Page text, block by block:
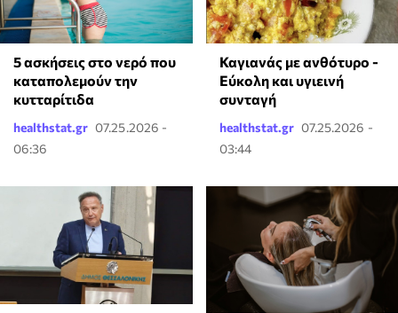
5 ασκήσεις στο νερό που
καταπολεμούν την
κυτταρίτιδα
healthstat.gr 07.25.2026 -
06:36
Καγιανάς με ανθότυρο -
Εύκολη και υγιεινή
συνταγή
healthstat.gr 07.25.2026 -
03:44